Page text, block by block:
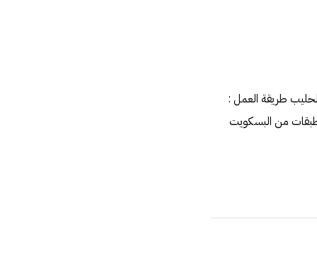
بسكويت شاي قليل من الحليب طريقة العمل :
من البسكويت